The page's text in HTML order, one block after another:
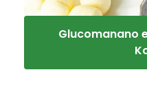
Glucomanano